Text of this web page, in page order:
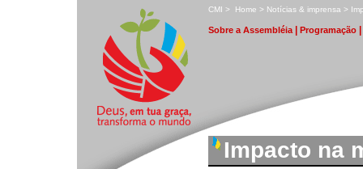
CMI > Home > Notícias & imprensa > I
Sobre a Assembléia| Programação
Impacto na